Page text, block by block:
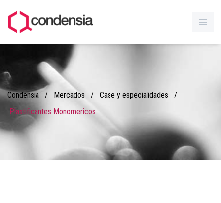
Condensia / Mercados / Case y especialidades
/
Plastificantes Monomericos